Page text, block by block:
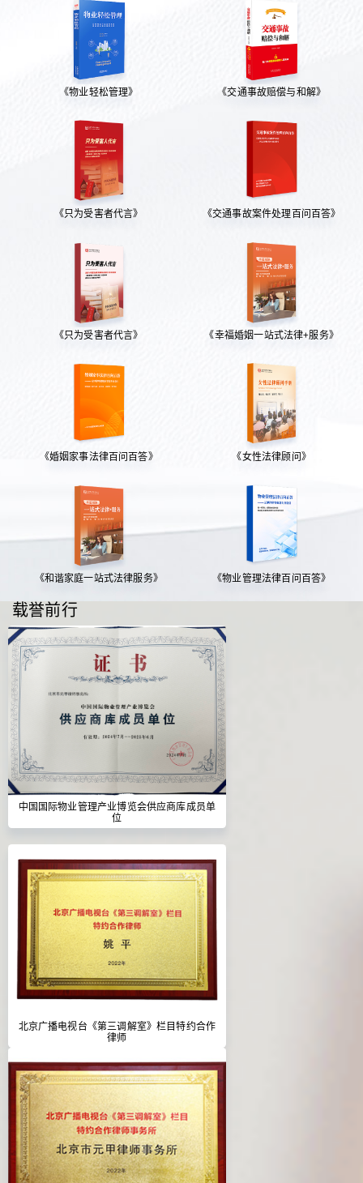
《物业轻松管理》 《交通事故赔偿与和解》
《只为受害者代言》 《交通事故案件处理百问百答》
《只为受害者代言》 《幸福婚姻一站式法律+服务》
《婚姻家事法律百问百答》 《女性法律顾问》
《和谐家庭一站式法律服务》 《物业管理法律百问百答》
载誉前行
中国国际物业管理产业博览会供应商库成员单
位
北京广播电视台《第三调解室》栏目特约合作
律师